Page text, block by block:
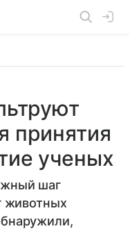
принятия
ученых
шаг
животных